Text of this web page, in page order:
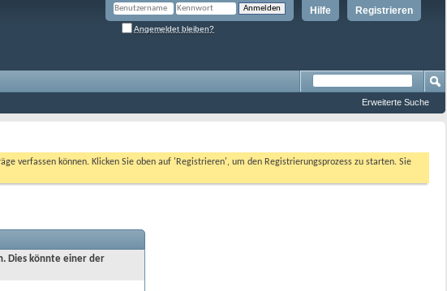
Registrieren
Hilfe
Angemeldet bleiben?
Erweiterte Suche
verfassen können. Klicken Sie oben auf 'Registrieren', um den Registrierungsprozess zu starten. Sie
Dies könnte einer der